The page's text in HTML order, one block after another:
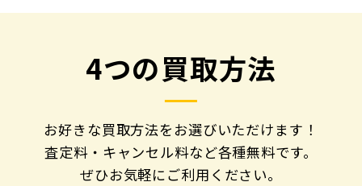
4つの買取方法
お好きな買取方法をお選びいただけます！
査定料・キャンセル料など各種無料です。
ぜひお気軽にご利用ください。